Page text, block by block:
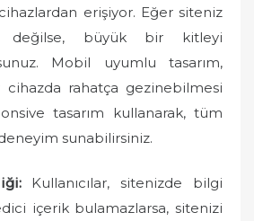
erişiyor. Eğer siteniz
değilse, büyük bir kitleyi
Mobil uyumlu tasarım,
cihazda rahatça gezinebilmesi
tasarım kullanarak, tüm
sunabilirsiniz.
Kullanıcılar, sitenizde bilgi
içerik bulamazlarsa, sitenizi